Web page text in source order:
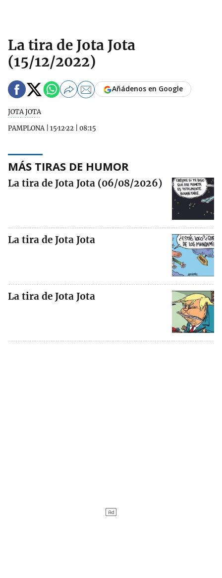
La tira de Jota Jota
(15/12/2022)
JOTA JOTA
PAMPLONA| 15·12·22 08:15
Añádenos en Google
MÁS TIRAS DE HUMOR
La tira de Jota Jota (06/08/2026)
La tira de Jota Jota
La tira de Jota Jota